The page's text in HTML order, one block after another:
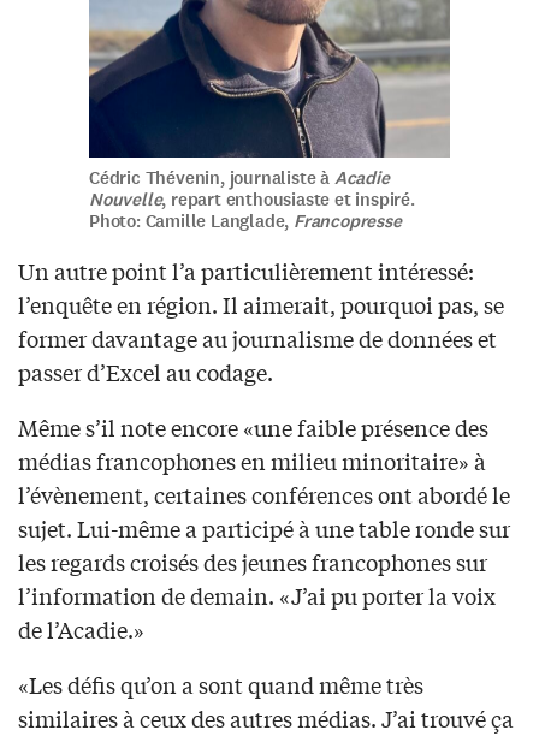
Cédric Thévenin, journaliste à Acadie
Nouvelle, repart enthousiaste et inspiré.
Photo: Camille Langlade, Francopresse
Un autre point l’a particulièrement intéressé:
l’enquête en région. Il aimerait, pourquoi pas, se
former davantage au journalisme de données et
passer d’Excel au codage.
Même s’il note encore «une faible présence des
médias francophones en milieu minoritaire» à
l’évènement, certaines conférences ont abordé le
sujet. Lui-même a participé à une table ronde sur
les regards croisés des jeunes francophones sur
l’information de demain. «J’ai pu porter la voix
de l’Acadie.»
«Les défis qu’on a sont quand même très
similaires à ceux des autres médias. J’ai trouvé ça